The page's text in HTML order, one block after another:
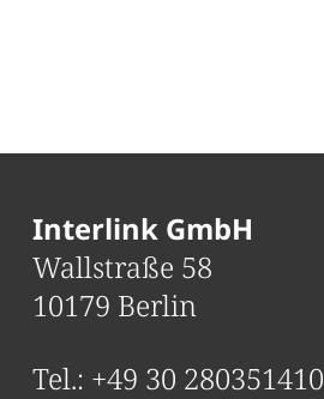
Interlink GmbH
Wallstraße 58
10179 Berlin
Tel.: +49 30 280351410